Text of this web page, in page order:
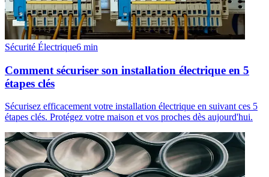
Sécurité Électrique6 min
Comment sécuriser son installation électrique en 5
étapes clés
Sécurisez efficacement votre installation électrique en suivant ces 5
étapes clés. Protégez votre maison et vos proches dès aujourd'hui.